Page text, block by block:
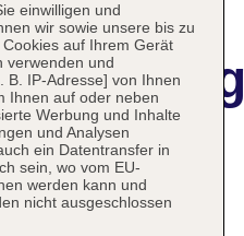
Berlin
einwilligen und
wir sowie unsere bis zu
auf Ihrem Gerät
verwenden und
B. IP-Adresse] von Ihnen
Ihnen auf oder neben
Werbung und Inhalte
und Analysen
ein Datentransfer in
sein, wo vom EU-
werden kann und
nicht ausgeschlossen